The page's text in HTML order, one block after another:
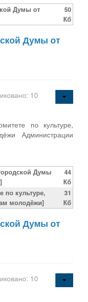
Думы от
50
Кб
Думы от
10
по культуре,
Администрации
Думы
44
Кб
по культуре,
молодёжи]
31
Кб
Думы от
10